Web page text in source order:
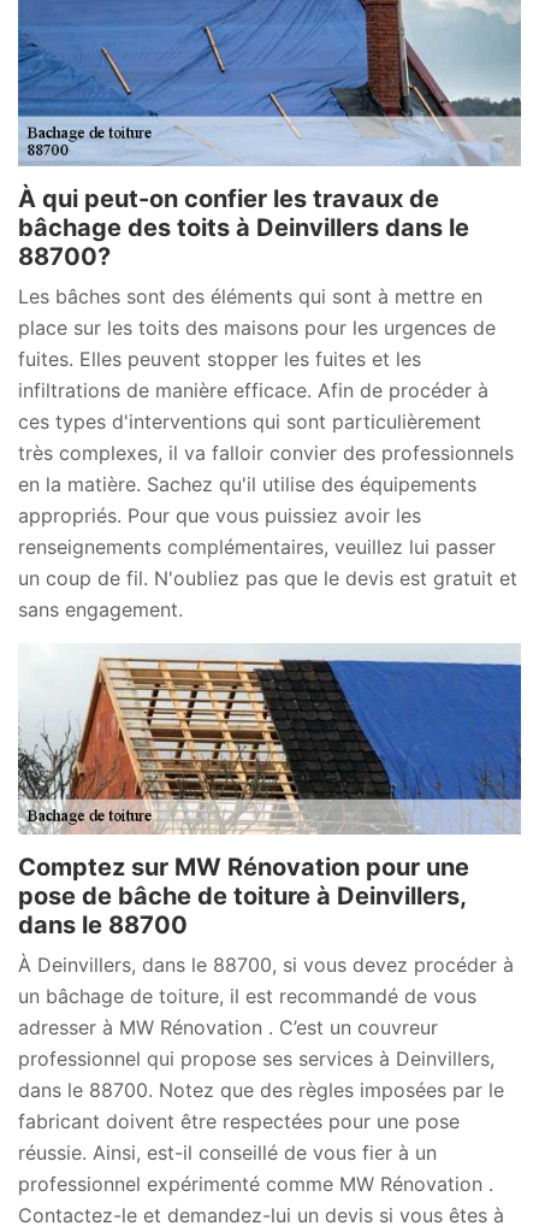
À qui peut-on confier les travaux de
bâchage des toits à Deinvillers dans le
88700?
Les bâches sont des éléments qui sont à mettre en
place sur les toits des maisons pour les urgences de
fuites. Elles peuvent stopper les fuites et les
infiltrations de manière efficace. Afin de procéder à
ces types d'interventions qui sont particulièrement
très complexes, il va falloir convier des professionnels
en la matière. Sachez qu'il utilise des équipements
appropriés. Pour que vous puissiez avoir les
renseignements complémentaires, veuillez lui passer
un coup de fil. N'oubliez pas que le devis est gratuit et
sans engagement.
Comptez sur MW Rénovation pour une
pose de bâche de toiture à Deinvillers,
dans le 88700
À Deinvillers, dans le 88700, si vous devez procéder à
un bâchage de toiture, il est recommandé de vous
adresser à MW Rénovation . C’est un couvreur
professionnel qui propose ses services à Deinvillers,
dans le 88700. Notez que des règles imposées par le
fabricant doivent être respectées pour une pose
réussie. Ainsi, est-il conseillé de vous fier à un
professionnel expérimenté comme MW Rénovation .
Contactez-le et demandez-lui un devis si vous êtes à